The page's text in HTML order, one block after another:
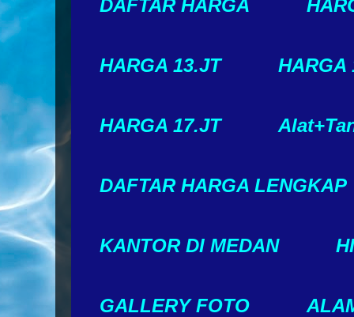
DAFTAR HARGA
HARGA 13.JT HARGA
HARGA 17.JT
DAFTAR HARGA LENGKAP
KANTOR DI MEDAN
GALLERY FOTO